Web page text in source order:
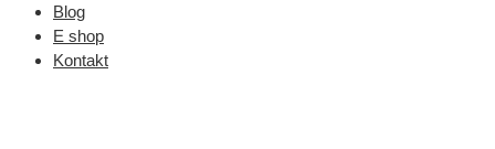
Blog
E shop
Kontakt